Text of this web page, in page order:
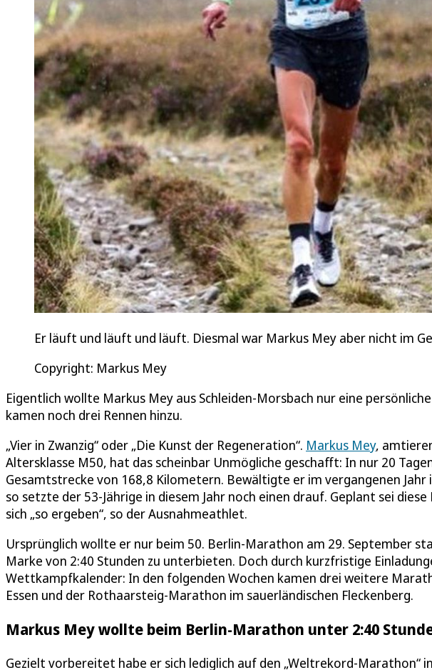
Er läuft und läuft und läuft. Diesmal war Markus Mey aber nicht im
Copyright: Markus Mey
Eigentlich wollte Markus Mey aus Schleiden-Morsbach nur eine
kamen noch drei Rennen hinzu.
„Vier in Zwanzig“ oder „Die Kunst der Regeneration“. Markus Mey,
Altersklasse M50, hat das scheinbar Unmögliche geschafft: In nur 20
Gesamtstrecke von 168,8 Kilometern. Bewältigte er im vergangenen
so setzte der 53-Jährige in diesem Jahr noch einen drauf. Geplant sei
sich „so ergeben“, so der Ausnahmeathlet.
Ursprünglich wollte er nur beim 50. Berlin-Marathon am 29. September
Marke von 2:40 Stunden zu unterbieten. Doch durch kurzfristige
Wettkampfkalender: In den folgenden Wochen kamen drei weitere
Essen und der Rothaarsteig-Marathon im sauerländischen Fleckenberg.
Markus Mey wollte beim Berlin-Marathon unter 2:40
Gezielt vorbereitet habe er sich lediglich auf den „Weltrekord-Marathon“